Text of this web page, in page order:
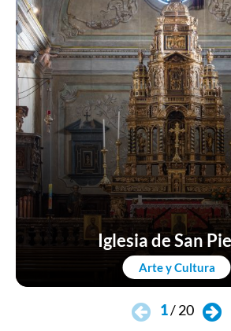
Arte y Cultura
Iglesia de San
1/20